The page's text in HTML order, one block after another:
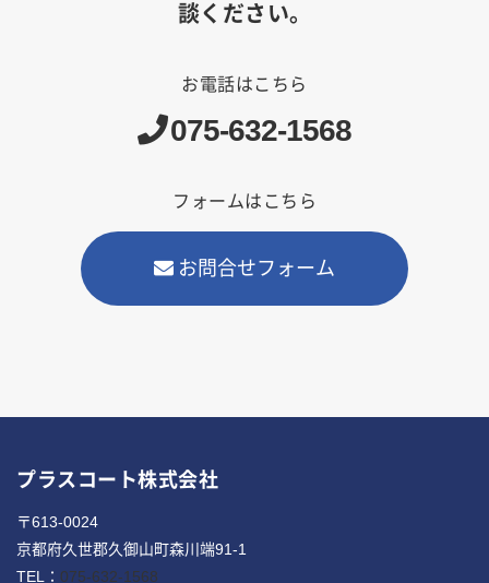
談ください。
お電話はこちら
075-632-1568
フォームはこちら
お問合せフォーム
プラスコート株式会社
〒613-0024
京都府久世郡久御山町森川端91-1
TEL： 075-632-1568